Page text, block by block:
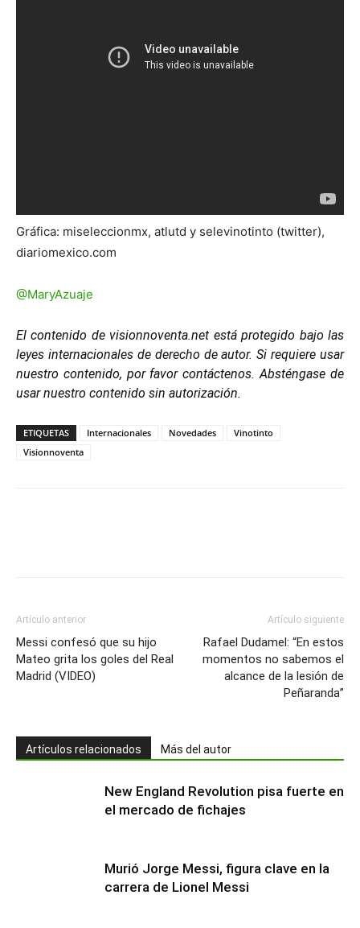
Gráfica: miseleccionmx, atlutd y selevinotinto (twitter),
diariomexico.com
@MaryAzuaje
El contenido de visionnoventa.net está protegido bajo las
leyes internacionales de derecho de autor. Si requiere usar
nuestro contenido, por favor contáctenos. Absténgase de
usar nuestro contenido sin autorización.
ETIQUETAS Internacionales Novedades
Vinotinto
Visionnoventa
Artículo anterior
Messi confesó que su hijo
Mateo grita los goles del Real
Madrid (VIDEO)
Artículo siguiente
Rafael Dudamel: “En estos
momentos no sabemos el
alcance de la lesión de
Peñaranda”
Artículos relacionados Más del autor
New England Revolution pisa fuerte en
el mercado de fichajes
Murió Jorge Messi, figura clave en la
carrera de Lionel Messi